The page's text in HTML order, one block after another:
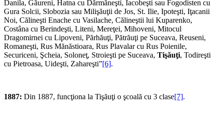
Danila, Găureni, Hatna cu Dărmăneşti, Iacobeşti sau Fogodisten cu
Gura Solcii, Slobozia sau Milişăuţii de Jos, St. Ilie, Ipoteşti, Iţacanii
Noi, Călineşti Enache cu Vasilache, Călineştii lui Kuparenko,
Costâna cu Berindeşti, Liteni, Mereţei, Mihoveni, Mitocul
Dragomirnei cu Lipoveni, Părhăuţi, Pătrăuţi pe Suceava, Reuseni,
Romaneşti, Rus Mănăstioara, Rus Plavalar cu Rus Poienile,
Securiceni, Şcheia, Soloneţ, Stroieşti pe Suceava, Tişăuţi, Todireşti
cu Pietroasa, Uideşti, Zahareşti”[6].
1887: Din 1887, funcţiona la Tişăuţi o şcoală cu 3 clase[7].